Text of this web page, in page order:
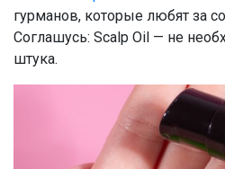
гурманов, которые любят за
Соглашусь: Scalp Oil — не
штука.